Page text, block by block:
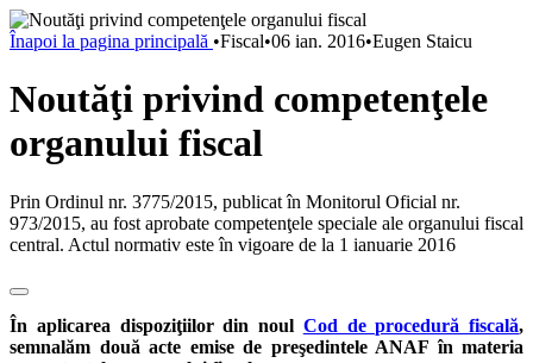
Înapoi la pagina principală •Fiscal•06 ian. 2016•Eugen Staicu
Noutăţi privind competenţele
organului fiscal
Prin Ordinul nr. 3775/2015, publicat în Monitorul Oficial nr.
973/2015, au fost aprobate competenţele speciale ale organului fiscal
central. Actul normativ este în vigoare de la 1 ianuarie 2016
În aplicarea dispoziţiilor din noul Cod de procedură fiscală,
semnalăm două acte emise de preşedintele ANAF în materia